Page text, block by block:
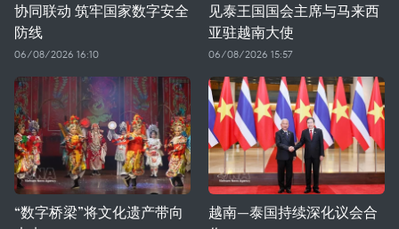
协同联动 筑牢国家数字安全
防线
06/08/2026 16:10
见泰王国国会主席与马来西
亚驻越南大使
06/08/2026 15:57
“数字桥梁”将文化遗产带向
越南—泰国持续深化议会合